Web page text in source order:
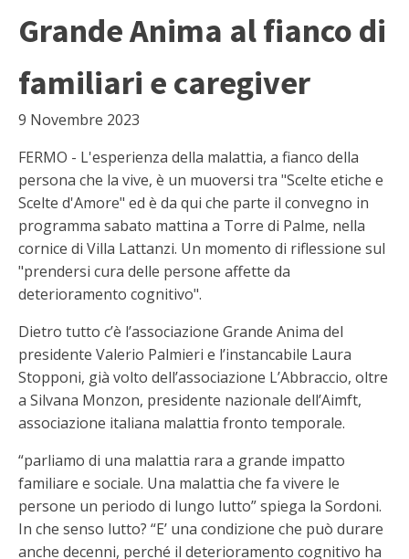
Grande Anima al fianco di
familiari e caregiver
9 Novembre 2023
FERMO - L'esperienza della malattia, a fianco della
persona che la vive, è un muoversi tra "Scelte etiche e
Scelte d'Amore" ed è da qui che parte il convegno in
programma sabato mattina a Torre di Palme, nella
cornice di Villa Lattanzi. Un momento di riflessione sul
"prendersi cura delle persone affette da
deterioramento cognitivo".
Dietro tutto c’è l’associazione Grande Anima del
presidente Valerio Palmieri e l’instancabile Laura
Stopponi, già volto dell’associazione L’Abbraccio, oltre
a Silvana Monzon, presidente nazionale dell’Aimft,
associazione italiana malattia fronto temporale.
“parliamo di una malattia rara a grande impatto
familiare e sociale. Una malattia che fa vivere le
persone un periodo di lungo lutto” spiega la Sordoni.
In che senso lutto? “E’ una condizione che può durare
anche decenni, perché il deterioramento cognitivo ha